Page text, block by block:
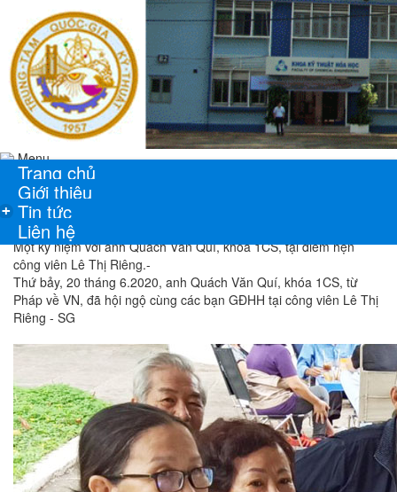
Menu
Trang chủ
Giới thiệu
+ Tin tức
Liên hệ
Một kỷ niệm với anh Quách Văn Quí, khóa 1CS, tại điểm hẹn
công viên Lê Thị Riêng.-
Thứ bảy, 20 tháng 6.2020, anh Quách Văn Quí, khóa 1CS, từ
Pháp về VN, đã hội ngộ cùng các bạn GĐHH tại công viên Lê Thị
Riêng - SG